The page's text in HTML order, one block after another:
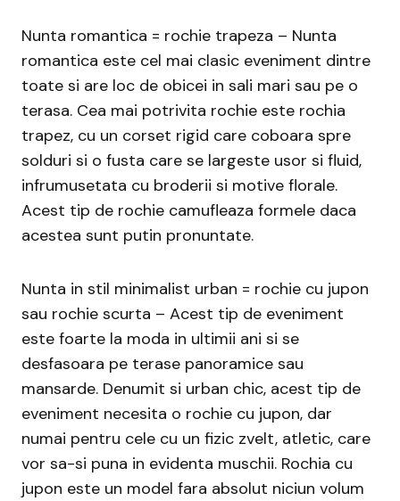
Nunta romantica = rochie trapeza – Nunta
romantica este cel mai clasic eveniment dintre
toate si are loc de obicei in sali mari sau pe o
terasa. Cea mai potrivita rochie este rochia
trapez, cu un corset rigid care coboara spre
solduri si o fusta care se largeste usor si fluid,
infrumusetata cu broderii si motive florale.
Acest tip de rochie camufleaza formele daca
acestea sunt putin pronuntate.
Nunta in stil minimalist urban = rochie cu jupon
sau rochie scurta – Acest tip de eveniment
este foarte la moda in ultimii ani si se
desfasoara pe terase panoramice sau
mansarde. Denumit si urban chic, acest tip de
eveniment necesita o rochie cu jupon, dar
numai pentru cele cu un fizic zvelt, atletic, care
vor sa-si puna in evidenta muschii. Rochia cu
jupon este un model fara absolut niciun volum